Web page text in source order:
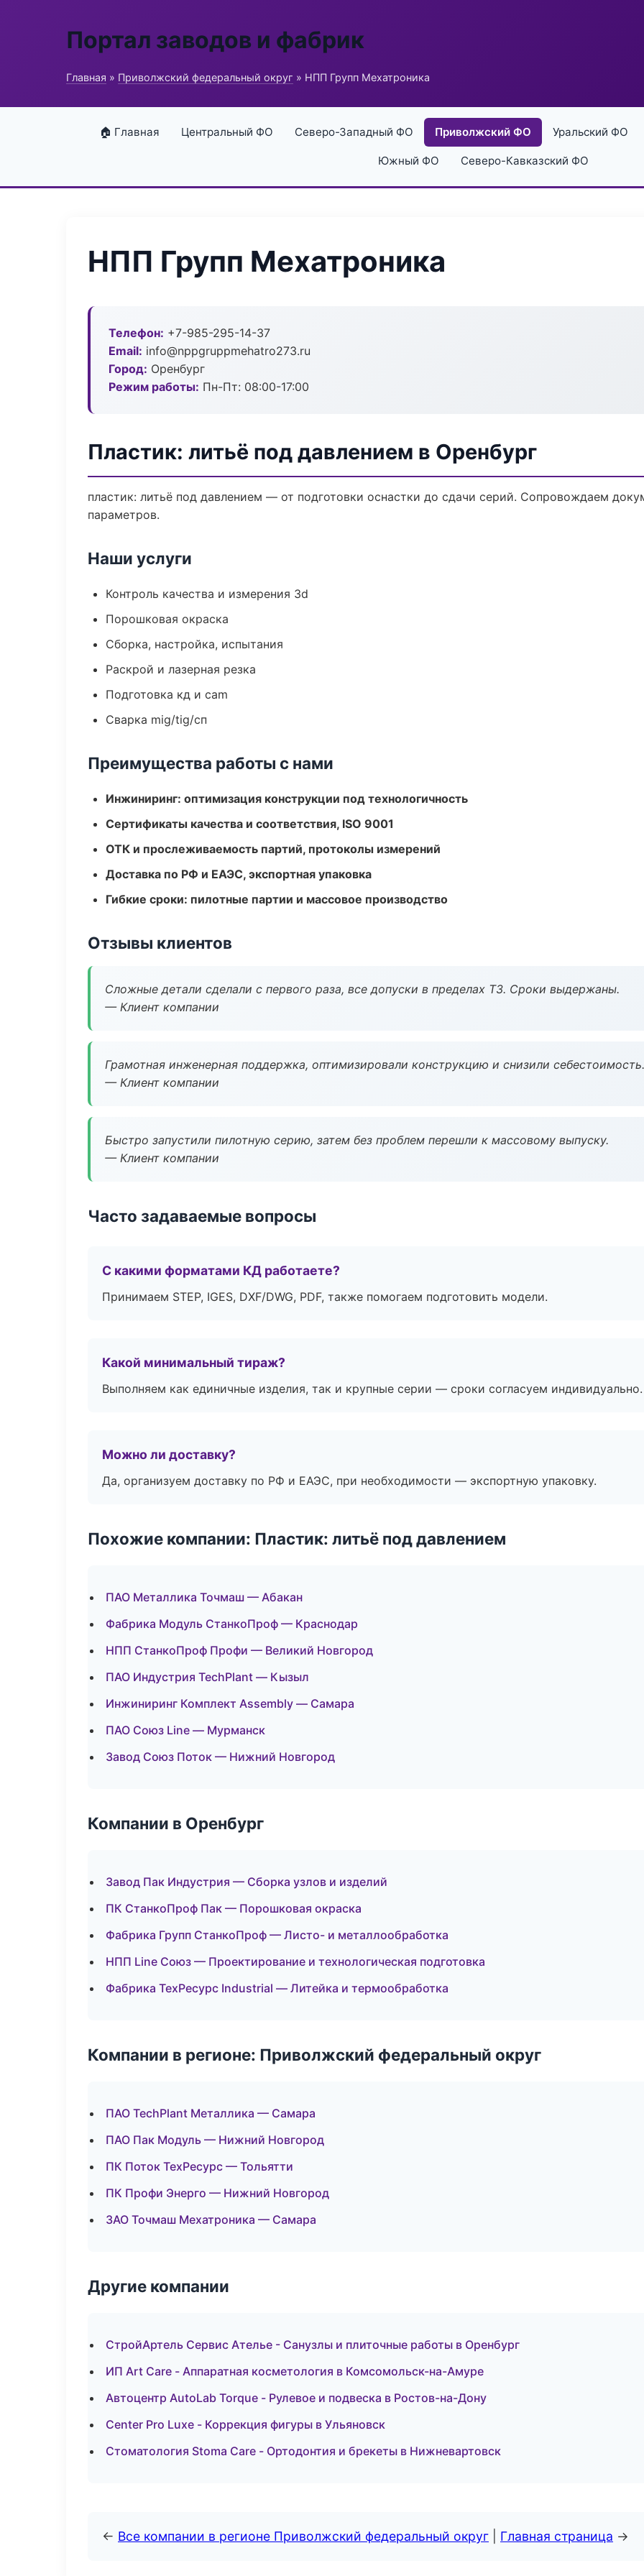
Портал заводов и фабрик
Главная » Приволжский федеральный округ » НПП Групп Мехатроника
🏠 Главная Центральный ФО Северо-Западный ФО Приволжский ФО Уральский ФО
Южный ФО Северо-Кавказский ФО
НПП Групп Мехатроника
Телефон: +7-985-295-14-37
Email: info@nppgruppmehatro273.ru
Город: Оренбург
Режим работы: Пн-Пт: 08:00-17:00
Пластик: литьё под давлением в Оренбург
пластик: литьё под давлением — от подготовки оснастки до сдачи серий. Сопровождаем
параметров.
Наши услуги
Контроль качества и измерения 3d
Порошковая окраска
Сборка, настройка, испытания
Раскрой и лазерная резка
Подготовка кд и cam
Сварка mig/tig/сп
Преимущества работы с нами
Инжиниринг: оптимизация конструкции под технологичность
Сертификаты качества и соответствия, ISO 9001
ОТК и прослеживаемость партий, протоколы измерений
Доставка по РФ и ЕАЭС, экспортная упаковка
Гибкие сроки: пилотные партии и массовое производство
Отзывы клиентов
Сложные детали сделали с первого раза, все допуски в пределах ТЗ. Сроки выдержаны.
— Клиент компании
Грамотная инженерная поддержка, оптимизировали конструкцию и снизили себестоимость.
— Клиент компании
Быстро запустили пилотную серию, затем без проблем перешли к массовому выпуску.
— Клиент компании
Часто задаваемые вопросы
С какими форматами КД работаете?
Принимаем STEP, IGES, DXF/DWG, PDF, также помогаем подготовить модели.
Какой минимальный тираж?
Выполняем как единичные изделия, так и крупные серии — сроки согласуем индивидуально.
Можно ли доставку?
Да, организуем доставку по РФ и ЕАЭС, при необходимости — экспортную упаковку.
Похожие компании: Пластик: литьё под давлением
ПАО Металлика Точмаш — Абакан
Фабрика Модуль СтанкоПроф — Краснодар
НПП СтанкоПроф Профи — Великий Новгород
ПАО Индустрия TechPlant — Кызыл
Инжиниринг Комплект Assembly — Самара
ПАО Союз Line — Мурманск
Завод Союз Поток — Нижний Новгород
Компании в Оренбург
Завод Пак Индустрия — Сборка узлов и изделий
ПК СтанкоПроф Пак — Порошковая окраска
Фабрика Групп СтанкоПроф — Листо- и металлообработка
НПП Line Союз — Проектирование и технологическая подготовка
Фабрика ТехРесурс Industrial — Литейка и термообработка
Компании в регионе: Приволжский федеральный округ
ПАО TechPlant Металлика — Самара
ПАО Пак Модуль — Нижний Новгород
ПК Поток ТехРесурс — Тольятти
ПК Профи Энерго — Нижний Новгород
ЗАО Точмаш Мехатроника — Самара
Другие компании
СтройАртель Сервис Ателье - Санузлы и плиточные работы в Оренбург
ИП Art Care - Аппаратная косметология в Комсомольск-на-Амуре
Автоцентр AutoLab Torque - Рулевое и подвеска в Ростов-на-Дону
Center Pro Luxe - Коррекция фигуры в Ульяновск
Стоматология Stoma Care - Ортодонтия и брекеты в Нижневартовск
← Все компании в регионе Приволжский федеральный округ Главная страница →